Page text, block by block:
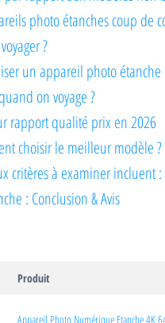
photo étanches coup de
?
un appareil photo étanche
on voyage ?
rapport qualité prix en 2026
choisir le meilleur modèle ?
critères à examiner incluent :
: Conclusion & Avis
Produit
Appareil Photo Numérique Etanche 4K